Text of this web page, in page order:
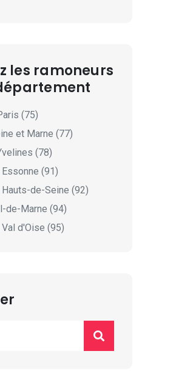
les ramoneurs
(75)
et Marne (77)
(78)
(91)
Hauts-de-Seine (92)
de-Marne (94)
d'Oise (95)